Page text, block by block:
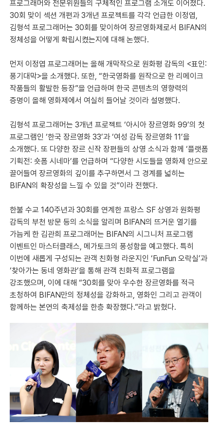
프로그래머와 전문위원들의 구체적인 프로그램 소개도 이어졌다.
30회 맞이 섹션 개편과 3개년 프로젝트를 각각 언급한 이정엽,
김형석 프로그래머는 30회를 맞이하여 장르영화제로서 BIFAN의
정체성을 어떻게 확립시켰는지에 대해 논했다.
먼저 이정엽 프로그래머는 올해 개막작으로 원화평 감독의 <표인:
풍기대막>을 소개했다. 또한, “한국영화를 원작으로 한 리메이크
작품들의 활발한 등장”을 언급하며 한국 콘텐츠의 영향력의
증명이 올해 영화제에서 여실히 들어날 것이라 설명했다.
김형석 프로그래머는 3개년 프로젝트 ‘아시아 장르영화 99’의 첫
프로그램인 ‘한국 장르영화 33’과 ‘여성 감독 장르영화 11’을
소개했다. 또 다양한 장르 신작 장편들의 상영 소식과 함께 ‘플랫폼
기획전: 숏폼 시네마’를 언급하며 “다양한 시도들을 영화제 안으로
끌어들여 장르영화의 깊이를 추구하면서 그 경계를 넓히는
BIFAN의 확장성을 느낄 수 있을 것”이라 전했다.
한불 수교 140주년과 30회를 연계한 프랑스 SF 상영과 원화평
감독의 부천 방문 등의 소식을 알리며 BIFAN의 뜨거운 열기를
가늠케 한 김관희 프로그래머는 BIFAN의 시그니처 프로그램
이벤트인 마스터클래스, 메가토크의 풍성함을 예고했다. 특히
이번에 새롭게 구성되는 관객 친화형 라운지인 ‘FunFun 오락실’과
‘찾아가는 동네 영화관’을 통해 관객 친화적 프로그램을
강조했으며, 이에 대해 “30회를 맞아 우수한 장르영화를 적극
초청하여 BIFAN만의 정체성을 강화하고, 영화인 그리고 관객이
함께하는 본연의 축제성을 한층 확장했다.”라고 밝혔다.